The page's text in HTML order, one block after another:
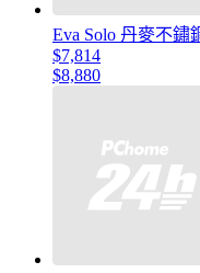
Eva Solo 丹麥不鏽
$7,814
$8,880